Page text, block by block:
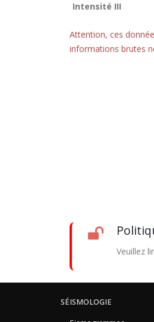
Intensité III
Attention, ces
informations brutes
Veuillez
SÉISMOLOGIE